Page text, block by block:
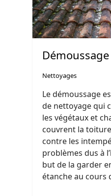
Nettoyages
Le démoussage
de nettoyage qui
les végétaux et
couvrent la
contre les
problèmes dus à
but de la garder
étanche au cours